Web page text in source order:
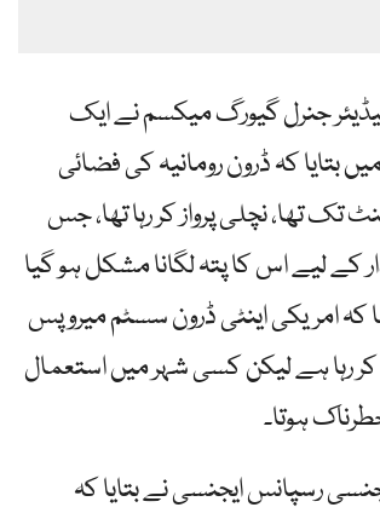
جنرل گیورگ میکسم نے ایک
بتایا کہ ڈرون رومانیہ کی فضائی
تک تھا، نچلی پرواز کر رہا تھا، جس
کے لیے اس کا پتہ لگانا مشکل ہو گیا
کہ امریکی اینٹی ڈرون سسٹم میروپس
کر رہا ہے لیکن کسی شہر میں استعمال
ہوتا۔
رسپانس ایجنسی نے بتایا کہ